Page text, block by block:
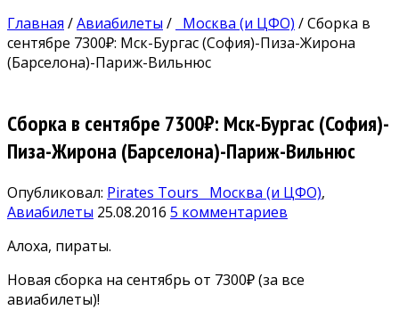
Главная /Авиабилеты / Москва (и ЦФО) /Сборка в
сентябре 7300₽: Мск-Бургас (София)-Пиза-Жирона
(Барселона)-Париж-Вильнюс
Сборка в сентябре 7300₽: Мск-Бургас (София)-
Пиза-Жирона (Барселона)-Париж-Вильнюс
Опубликовал: Pirates Tours Москва (и ЦФО),
Авиабилеты 25.08.2016 5 комментариев
Алоха, пираты.
Новая сборка на сентябрь от 7300₽ (за все
авиабилеты)!